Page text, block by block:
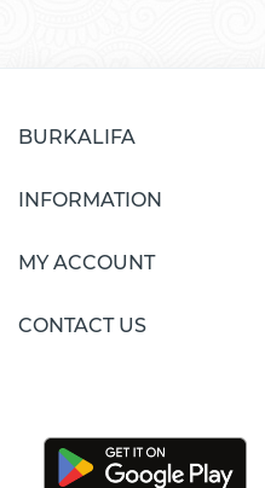
BURKALIFA
INFORMATION
MY ACCOUNT
CONTACT US